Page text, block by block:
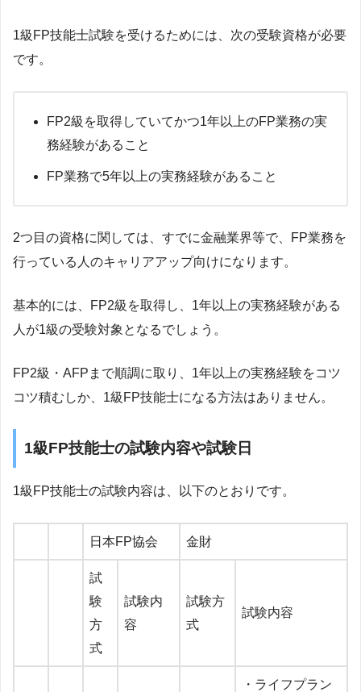
1級FP技能士試験を受けるためには、次の受験資格が必要
です。
FP2級を取得していてかつ1年以上のFP業務の実
務経験があること
FP業務で5年以上の実務経験があること
2つ目の資格に関しては、すでに金融業界等で、FP業務を
行っている人のキャリアアップ向けになります。
基本的には、FP2級を取得し、1年以上の実務経験がある
人が1級の受験対象となるでしょう。
FP2級・AFPまで順調に取り、1年以上の実務経験をコツ
コツ積むしか、1級FP技能士になる方法はありません。
1級FP技能士の試験内容や試験日
1級FP技能士の試験内容は、以下のとおりです。
日本FP協会 金財
試
験
方
式
試験内
容
試験方
式
試験内容
・ライフプラン